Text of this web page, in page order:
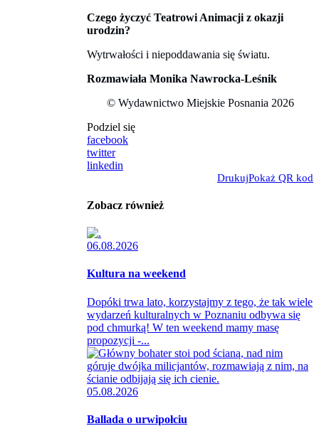
Czego życzyć Teatrowi Animacji z okazji
urodzin?
Wytrwałości i niepoddawania się światu.
Rozmawiała Monika Nawrocka-Leśnik
© Wydawnictwo Miejskie Posnania 2026
Podziel się
facebook
twitter
linkedin
DrukujPokaż QR kod
Zobacz również
06.08.2026
Kultura na weekend
Dopóki trwa lato, korzystajmy z tego, że tak wiele
wydarzeń kulturalnych w Poznaniu odbywa się
pod chmurką! W ten weekend mamy masę
propozycji -...
05.08.2026
Ballada o urwipołciu